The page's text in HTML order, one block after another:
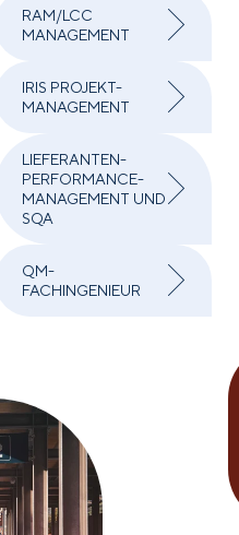
RAM/LCC
MANAGEMENT
IRIS PROJEKT-
MANAGEMENT
LIEFERANTEN-
PERFORMANCE-
MANAGEMENT UND
SQA
QM-
FACHINGENIEUR